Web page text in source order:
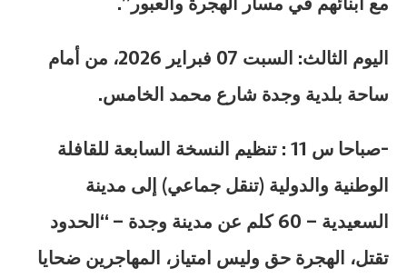
اليوم الثالث: السبت 07 فبراير 2026، من أمام
ساحة بلدية وجدة شارع محمد الخامس.
-صباحا س 11 : تنظيم النسخة السابعة للقافلة
الوطنية والدولية (تنقل جماعي) إلى مدينة
السعيدية – 60 كلم عن مدينة وجدة – “الحدود
تقتل، الهجرة حق وليس امتياز، المهاجرين ضحايا